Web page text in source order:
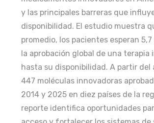
y las principales barreras que
disponibilidad. El estudio muestra
promedio, los pacientes esperan
la aprobación global de una terapia
hasta su disponibilidad. A partir del
447 moléculas innovadoras
2014 y 2025 en diez países de la
reporte identifica oportunidades